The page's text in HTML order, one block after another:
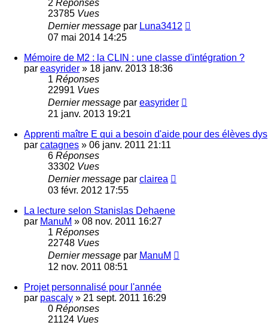
2 Réponses
23785 Vues
Dernier message par Luna3412
07 mai 2014 14:25
Mémoire de M2 : la CLIN : une classe d'intégration ?
par easyrider » 18 janv. 2013 18:36
1 Réponses
22991 Vues
Dernier message par easyrider
21 janv. 2013 19:21
Apprenti maître E qui a besoin d'aide pour des élèves dys
par catagnes » 06 janv. 2011 21:11
6 Réponses
33302 Vues
Dernier message par clairea
03 févr. 2012 17:55
La lecture selon Stanislas Dehaene
par ManuM » 08 nov. 2011 16:27
1 Réponses
22748 Vues
Dernier message par ManuM
12 nov. 2011 08:51
Projet personnalisé pour l'année
par pascaly » 21 sept. 2011 16:29
0 Réponses
21124 Vues